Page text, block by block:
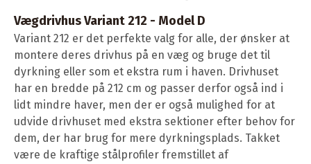
Vægdrivhus Variant 212 - Model D
Variant 212 er det perfekte valg for alle, der ønsker at
montere deres drivhus på en væg og bruge det til
dyrkning eller som et ekstra rum i haven. Drivhuset
har en bredde på 212 cm og passer derfor også ind i
lidt mindre haver, men der er også mulighed for at
udvide drivhuset med ekstra sektioner efter behov for
dem, der har brug for mere dyrkningsplads. Takket
være de kraftige stålprofiler fremstillet af